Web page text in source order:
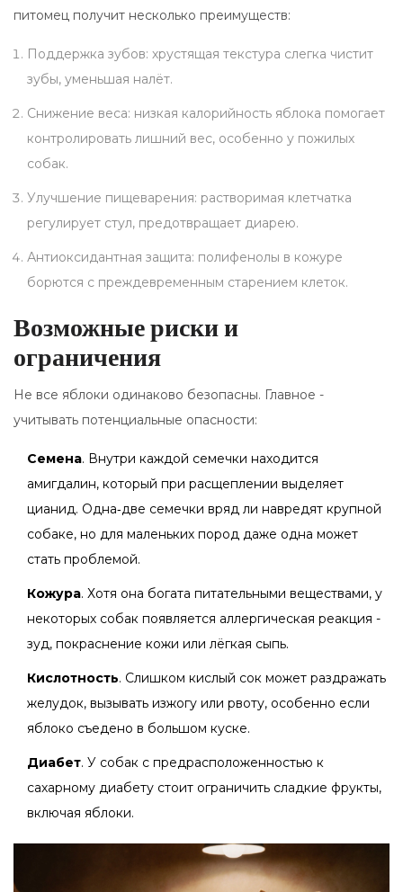
питомец получит несколько преимуществ:
Поддержка зубов: хрустящая текстура слегка чистит
зубы, уменьшая налёт.
Снижение веса: низкая калорийность яблока помогает
контролировать лишний вес, особенно у пожилых
собак.
Улучшение пищеварения: растворимая клетчатка
регулирует стул, предотвращает диарею.
Антиоксидантная защита: полифенолы в кожуре
борются с преждевременным старением клеток.
Возможные риски и
ограничения
Не все яблоки одинаково безопасны. Главное -
учитывать потенциальные опасности:
Семена. Внутри каждой семечки находится
амигдалин, который при расщеплении выделяет
цианид. Одна‑две семечки вряд ли навредят крупной
собаке, но для маленьких пород даже одна может
стать проблемой.
Кожура. Хотя она богата питательными веществами, у
некоторых собак появляется аллергическая реакция -
зуд, покраснение кожи или лёгкая сыпь.
Кислотность. Слишком кислый сок может раздражать
желудок, вызывать изжогу или рвоту, особенно если
яблоко съедено в большом куске.
Диабет. У собак с предрасположенностью к
сахарному диабету стоит ограничить сладкие фрукты,
включая яблоки.